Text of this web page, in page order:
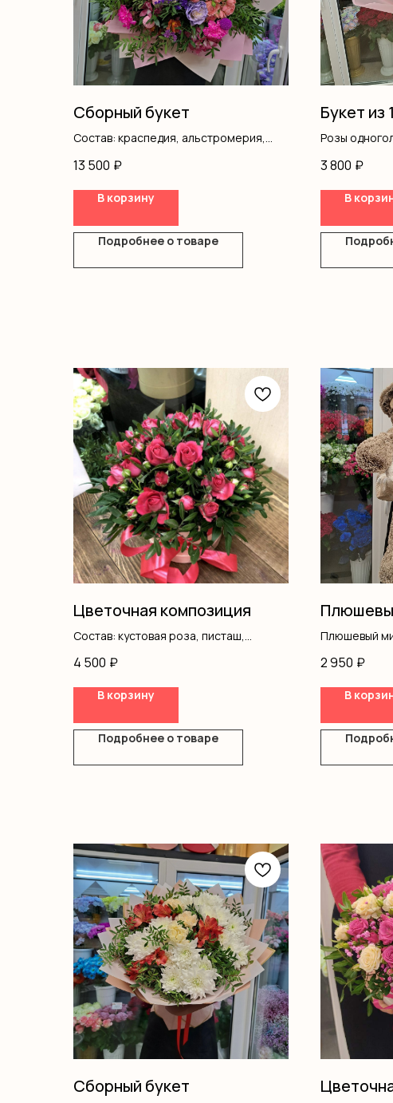
Сборный букет
Состав: краспедия, альстромерия,
одноголовы, кустовые розы,
гипсофила, писташ, оформление
13 500 ₽
В корзину
Подробнее о товаре
Букет из
Розы
3 800 ₽
В
Цветочная композиция
Состав: кустовая роза, писташ,
4 500 ₽
В корзину
Подробнее о товаре
Плюшевый
2 950 ₽
В
Сборный букет